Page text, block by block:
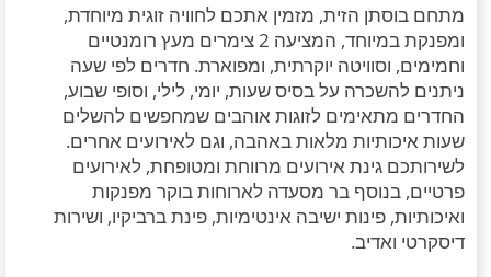
מתחם בוסתן הזית, מזמין אתכם לחוויה זוגית מיוחדת,
ומפנקת במיוחד, המציעה 2 צימרים מעץ רומנטיים
וחמימים, וסוויטה יוקרתית, ומפוארת. חדרים לפי שעה
ניתנים להשכרה על בסיס שעות, יומי, לילי, וסופי שבוע,
החדרים מתאימים לזוגות אוהבים שמחפשים להשלים
שעות איכותיות מלאות באהבה, וגם לאירועים אחרים.
לשירותכם גינת אירועים מרווחת ומטופחת, לאירועים
פרטיים, בנוסף בר מסעדה לארוחות בוקר מפנקות
ואיכותיות, פינות ישיבה אינטימיות, פינת ברביקיו, ושירות
דיסקרטי ואדיב.